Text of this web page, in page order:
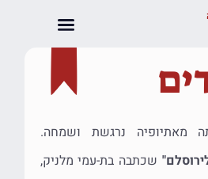
מאתיופיה נרגשת ושמחה.
שכתבה בת-עמי מלניק,